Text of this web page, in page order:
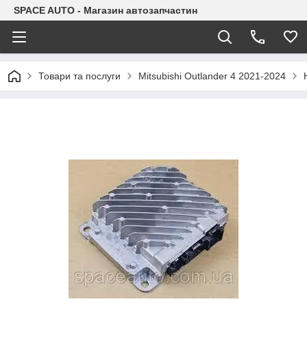
SPACE AUTO - Магазин автозапчастин
Товари та послуги Mitsubishi Outlander 4 2021-2024